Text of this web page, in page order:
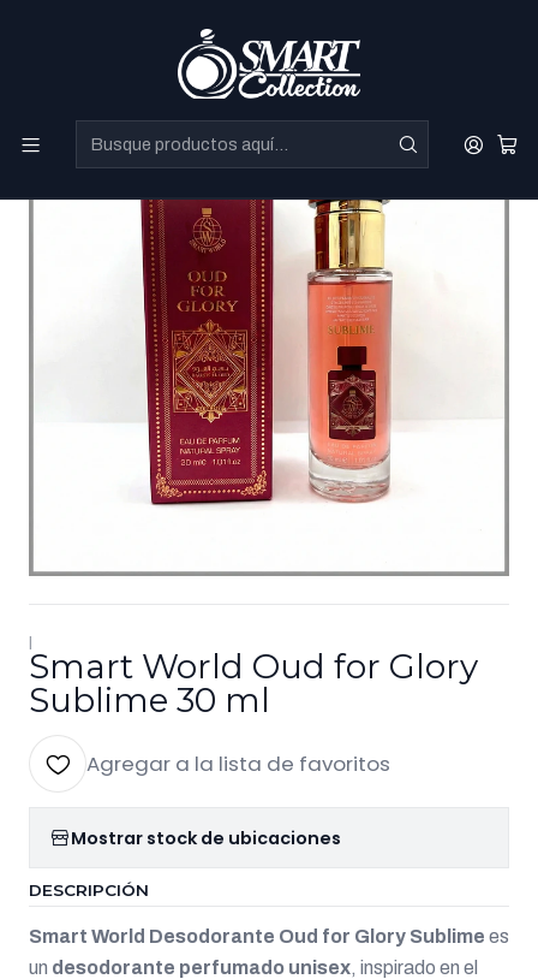
|
Smart World Oud for Glory
Sublime 30 ml
Agregar a la lista de favoritos
Mostrar stock de ubicaciones
DESCRIPCIÓN
Smart World Desodorante Oud for Glory Sublime es
un desodorante perfumado unisex, inspirado en el